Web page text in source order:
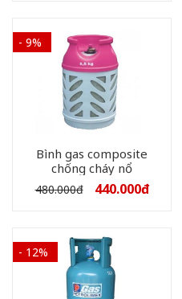
- 9%
Bình gas composite
chống cháy nổ
480.000đ 440.000đ
- 12%